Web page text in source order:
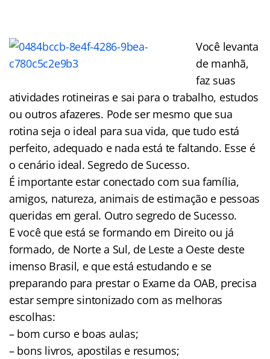
Você levanta
de manhã,
faz suas
atividades rotineiras e sai para o trabalho, estudos
ou outros afazeres. Pode ser mesmo que sua
rotina seja o ideal para sua vida, que tudo está
perfeito, adequado e nada está te faltando. Esse é
o cenário ideal. Segredo de Sucesso.
É importante estar conectado com sua família,
amigos, natureza, animais de estimação e pessoas
queridas em geral. Outro segredo de Sucesso.
E você que está se formando em Direito ou já
formado, de Norte a Sul, de Leste a Oeste deste
imenso Brasil, e que está estudando e se
preparando para prestar o Exame da OAB, precisa
estar sempre sintonizado com as melhoras
escolhas:
– bom curso e boas aulas;
– bons livros, apostilas e resumos;